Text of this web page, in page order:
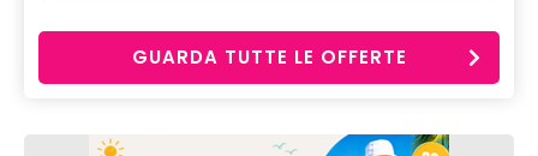
GUARDA TUTTE LE OFFERTE